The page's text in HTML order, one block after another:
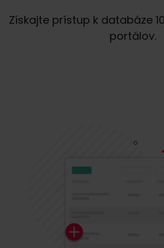
Získajte prístup k databáze
portálov.